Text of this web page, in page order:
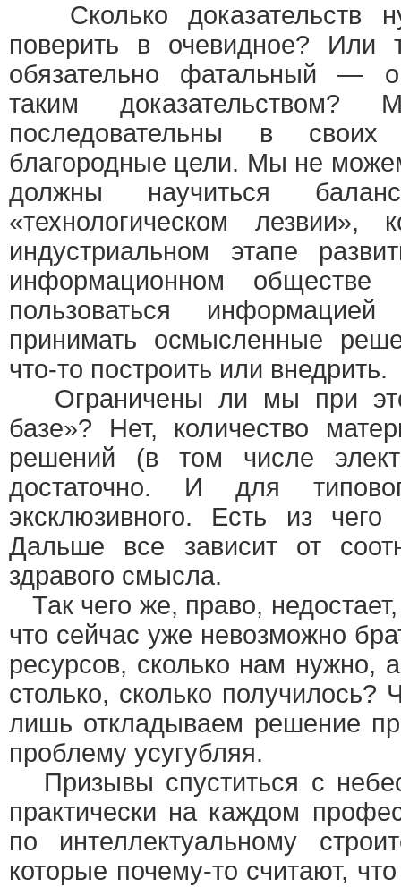
Сколько доказательств
поверить в очевидное?
обязательно фатальный —
таким
последовательны в
благородные цели. Мы не
должны научиться
«технологическом лезвии»,
индустриальном этапе
информационном
пользоваться
принимать осмысленные
что-то построить или внедрить.
Ограничены ли мы при
базе»? Нет, количество
решений (в том числе
достаточно. И для
эксклюзивного. Есть из
Дальше все зависит от
здравого смысла.
Так чего же, право,
что сейчас уже невозможно
ресурсов, сколько нам нужно,
столько, сколько получилось?
лишь откладываем решение
проблему усугубляя.
Призывы спуститься с
практически на каждом
по интеллектуальному
которые почему-то считают,